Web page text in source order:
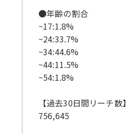
●年齢の割合
~17:1.8%
~24:33.7%
~34:44.6%
~44:11.5%
~54:1.8%
【過去30日間リーチ数】
756,645